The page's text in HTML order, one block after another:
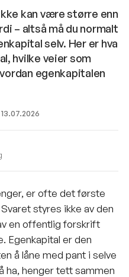
kan være større enn
– altså må du normalt
selv. Her er hva
hvilke veier som
egenkapitalen
13.07.2026
er ofte det første
styres ikke av den
en offentlig forskrift
Egenkapital er den
å låne med pant i selve
ha, henger tett sammen